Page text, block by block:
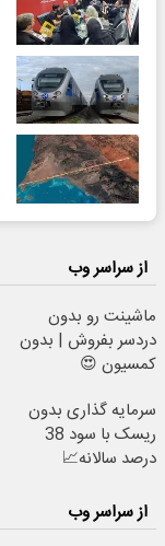
از سراسر وب
ماشینت رو بدون
دردسر بفروش | بدون
کمسیون 😍
سرمایه گذاری بدون
ریسک با سود 38
درصد سالانه📈
از سراسر وب